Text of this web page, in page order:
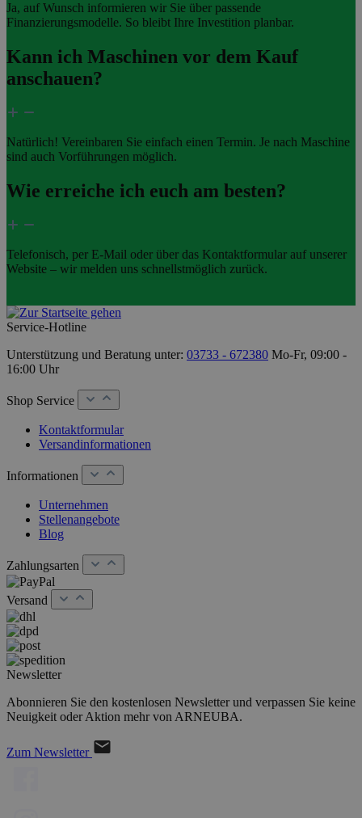
Ja, auf Wunsch informieren wir Sie über passende
Finanzierungsmodelle. So bleibt Ihre Investition planbar.
Kann ich Maschinen vor dem Kauf
anschauen?
Natürlich! Vereinbaren Sie einfach einen Termin. Je nach Maschine
sind auch Vorführungen möglich.
Wie erreiche ich euch am besten?
Telefonisch, per E-Mail oder über das Kontaktformular auf unserer
Website – wir melden uns schnellstmöglich zurück.
Service-Hotline
Unterstützung und Beratung unter: 03733 - 672380 Mo-Fr, 09:00 -
16:00 Uhr
Shop Service
Kontaktformular
Versandinformationen
Informationen
Unternehmen
Stellenangebote
Blog
Zahlungsarten
Versand
Newsletter
Abonnieren Sie den kostenlosen Newsletter und verpassen Sie keine
Neuigkeit oder Aktion mehr von ARNEUBA.
Zum Newsletter